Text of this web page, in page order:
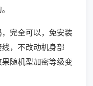
完全可以，免安装
，不改动机身部
随机型加密等级变